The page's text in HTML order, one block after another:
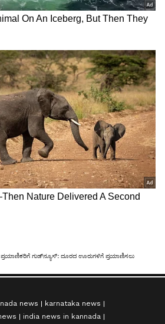
news
karnataka news
india news in kannada